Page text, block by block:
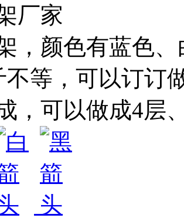
厂家
，颜色有蓝色
不等，可以订订
，可以做成4层